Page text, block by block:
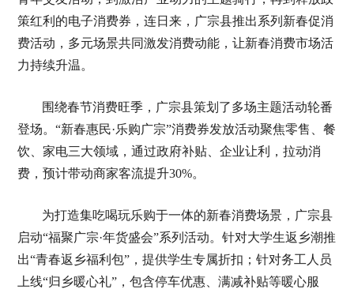
策红利的电子消费券，连日来，广宗县推出系列新春促消
费活动，多元场景共同激发消费动能，让新春消费市场活
力持续升温。
围绕春节消费旺季，广宗县策划了多场主题活动轮番
登场。“新春惠民·乐购广宗”消费券发放活动聚焦零售、餐
饮、家电三大领域，通过政府补贴、企业让利，拉动消
费，预计带动商家客流提升30%。
为打造集吃喝玩乐购于一体的新春消费场景，广宗县
启动“福聚广宗·年货盛会”系列活动。针对大学生返乡潮推
出“青春返乡福利包”，提供学生专属折扣；针对务工人员
上线“归乡暖心礼”，包含停车优惠、满减补贴等暖心服